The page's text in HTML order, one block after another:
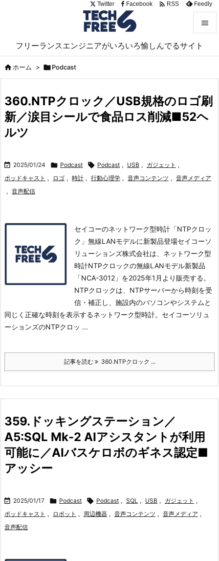
フリーランスエンジニアがいろいろ愉しんでるサイト


サイド

前へ

Twitter Facebook  RSS Feedly
ホーム > Podcast
360.NTPクロック／USB規格のロゴ刷
新／涙目シールで食品ロス削減■52ヘ
ルツ
 2025/01/24  Podcast  Podcast , USB , ガジェット ,
ポッドキャスト , ロゴ , 時計 , 行動心理学 , 音声コンテンツ , 音声メディア
, 音声配信
セイコーのネットワーク型時計「NTPクロッ
ク」無線LANモデルに新製品登場セイコーソ
リューションズ株式会社は、ネットワーク型
時計NTPクロックの無線LANモデル新製品
「NCA-3012」を2025年1月より販売する。
NTPクロックは、NTPサーバーから時刻を受
信・補正し、施設内のパソコンやシステムと
同じく正確な時刻を表示するネットワーク型時計。 セイコーソリュ
ーションズのNTPクロッ ...
記事を読む 360.NTPクロック ...
359.ドッキングステーション／
A5:SQL Mk-2 AIアシスタントが利用
可能に／AIバスケロボのギネス認定■
アッシー
 2025/01/17  Podcast  Podcast , SQL , USB , ガジェット ,
ポッドキャスト , ロボット , 周辺機器 , 音声コンテンツ , 音声メディア ,
音声配信